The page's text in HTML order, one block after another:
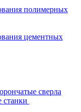
полимерных
цементных
сверла
станки